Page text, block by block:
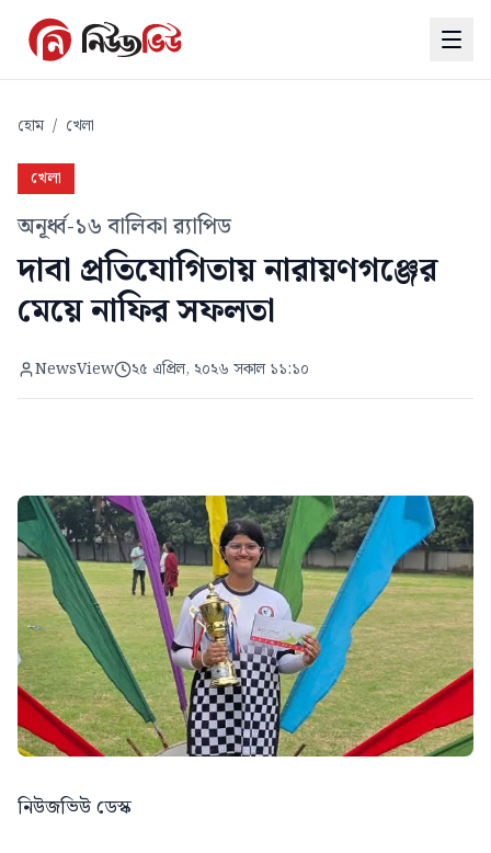
হোম / খেলা
খেলা
অনূর্ধ্ব-১৬ বালিকা র‍্যাপিড
দাবা প্রতিযোগিতায় নারায়ণগঞ্জের
মেয়ে নাফির সফলতা
NewsView ২৫ এপ্রিল, ২০২৬ সকাল ১১:১০
নিউজভিউ ডেস্ক